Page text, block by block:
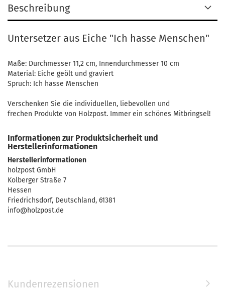
Beschreibung
Untersetzer aus Eiche "Ich hasse Menschen"
Maße: Durchmesser 11,2 cm, Innendurchmesser 10 cm
Material: Eiche geölt und graviert
Spruch: Ich hasse Menschen
Verschenken Sie die individuellen, liebevollen und
frechen Produkte von Holzpost. Immer ein schönes Mitbringsel!
Informationen zur Produktsicherheit und
Herstellerinformationen
Herstellerinformationen
holzpost GmbH
Kolberger Straße 7
Hessen
Friedrichsdorf, Deutschland, 61381
info@holzpost.de
Kundenrezensionen